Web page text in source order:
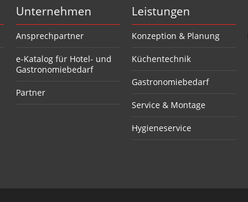
Unternehmen
Ansprechpartner
e-Katalog für Hotel- und
Gastronomiebedarf
Partner
Leistungen
Konzeption & Planung
Küchentechnik
Gastronomiebedarf
Service & Montage
Hygieneservice